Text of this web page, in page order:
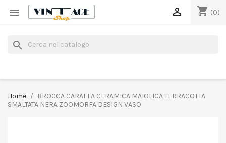
 shopping_cart (0)

search
Home
BROCCA CARAFFA CERAMICA MAIOLICA TERRACOTTA
SMALTATA NERA ZOOMORFA DESIGN VASO